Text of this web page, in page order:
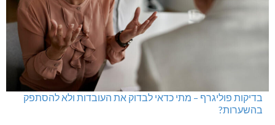
בדיקות פוליגרף – מתי כדאי לבדוק את העובדות ולא להסתפק
בהשערות?